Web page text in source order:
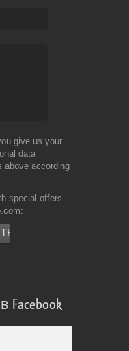
give us your
data
above according
special offers